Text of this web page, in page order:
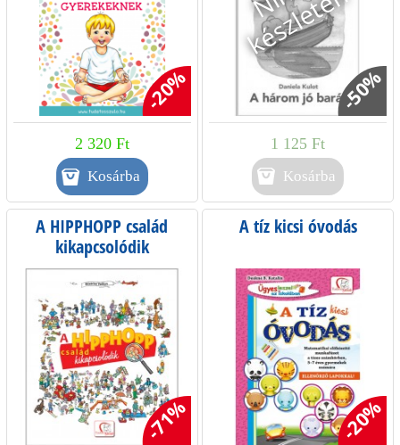
-20%
2 320 Ft
-50%
1 125 Ft
Kosárba
A HIPPHOPP család
kikapcsolódik
-71%
A tíz kicsi óvodás
-20%